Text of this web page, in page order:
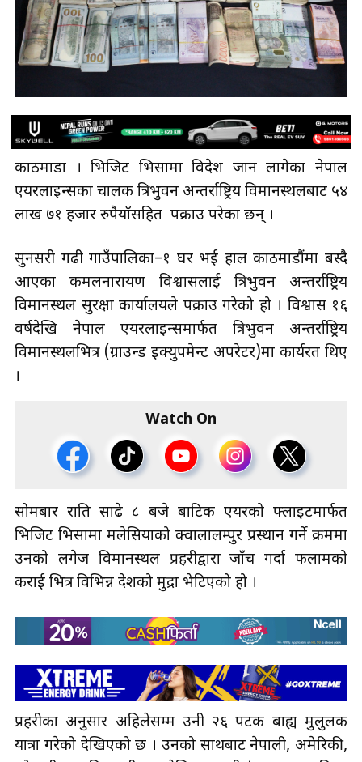
काठमाडौँ । भिजिट भिसामा विदेश जान लागेका नेपाल
एयरलाइन्सका चालक त्रिभुवन अन्तर्राष्ट्रिय विमानस्थलबाट ५४
लाख ७१ हजार रुपैयाँसहित पक्राउ परेका छन् ।
सुनसरी गढी गाउँपालिका–१ घर भई हाल काठमाडौंमा बस्दै
आएका कमलनारायण विश्वासलाई त्रिभुवन अन्तर्राष्ट्रिय
विमानस्थल सुरक्षा कार्यालयले पक्राउ गरेको हो । विश्वास १६
वर्षदेखि नेपाल एयरलाइन्समार्फत त्रिभुवन अन्तर्राष्ट्रिय
विमानस्थलभित्र (ग्राउन्ड इक्युपमेन्ट अपरेटर)मा कार्यरत थिए
।
Watch On
सोमबार राति साढे ८ बजे बाटिक एयरको फ्लाइटमार्फत
भिजिट भिसामा मलेसियाको क्वालालम्पुर प्रस्थान गर्ने क्रममा
उनको लगेज विमानस्थल प्रहरीद्वारा जाँच गर्दा फलामको
कराई भित्र विभिन्न देशको मुद्रा भेटिएको हो ।
प्रहरीका अनुसार अहिलेसम्म उनी २६ पटक बाह्य मुलुलक
यात्रा गरेको देखिएको छ । उनको साथबाट नेपाली, अमेरिकी,